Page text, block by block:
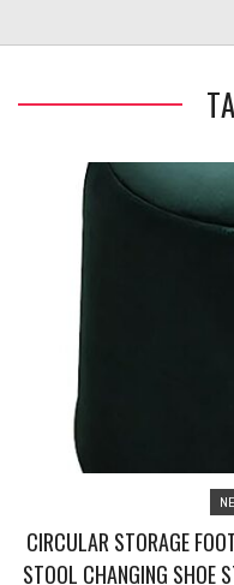
CIRCULAR STORAGE
STOOL CHANGING SHOE